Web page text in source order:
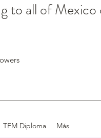
TFM Diploma Más
to all of